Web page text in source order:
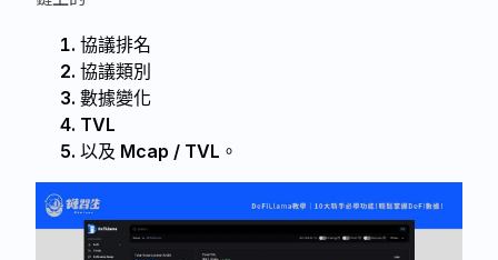
協議排名
協議類別
數據變化
TVL
以及 Mcap / TVL。